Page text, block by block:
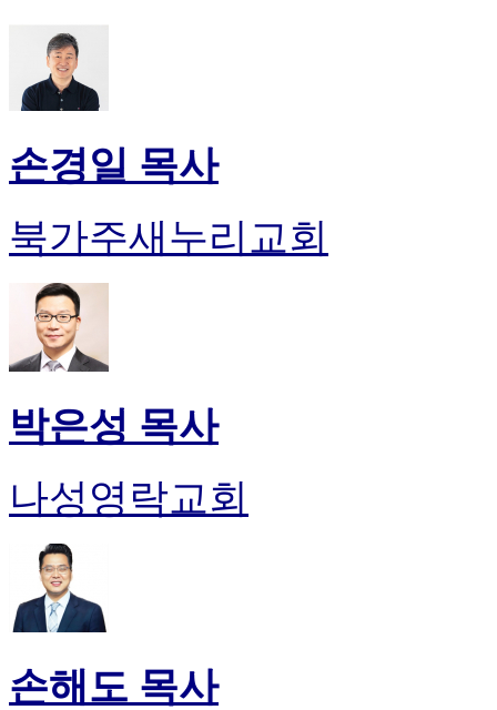
손경일 목사
북가주새누리교회
박은성 목사
나성영락교회
손해도 목사